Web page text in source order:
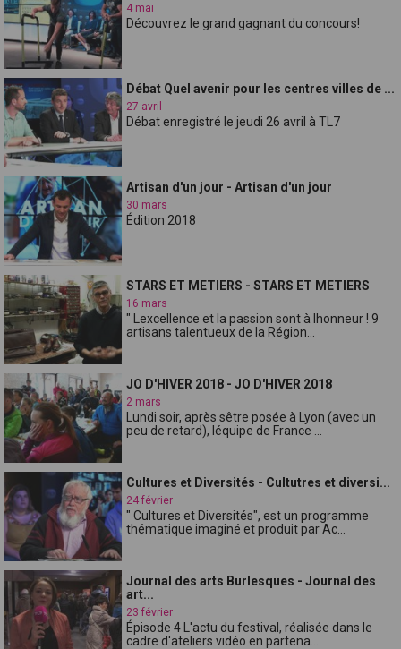
4 mai
Découvrez le grand gagnant du concours!
Débat Quel avenir pour les centres villes de ...
27 avril
Débat enregistré le jeudi 26 avril à TL7
Artisan d'un jour - Artisan d'un jour
30 mars
Édition 2018
STARS ET METIERS - STARS ET METIERS
16 mars
" Lexcellence et la passion sont à lhonneur ! 9
artisans talentueux de la Région...
JO D'HIVER 2018 - JO D'HIVER 2018
2 mars
Lundi soir, après sêtre posée à Lyon (avec un
peu de retard), léquipe de France ...
Cultures et Diversités - Cultutres et diversi...
24 février
" Cultures et Diversités", est un programme
thématique imaginé et produit par Ac...
Journal des arts Burlesques - Journal des
art...
23 février
Épisode 4 L'actu du festival, réalisée dans le
cadre d'ateliers vidéo en partena...